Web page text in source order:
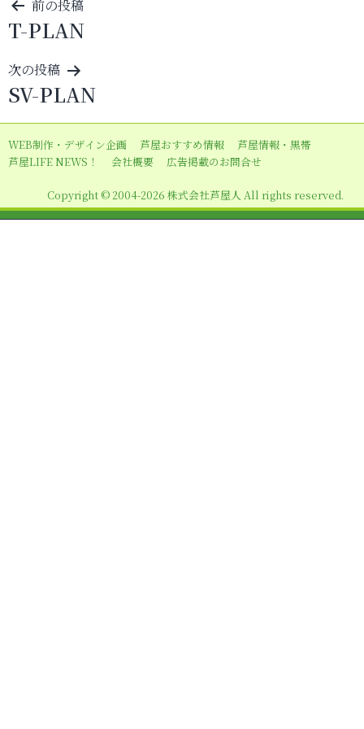
投
稿
ナ
ビ
ゲ
ー
シ
ン
前の投稿
T-PLAN
次の投稿
SV-PLAN
WEB制作・デザイン企画 芦屋おすすめ情報
芦屋情報・黒帯
芦屋LIFE NEWS！
会社概要 広告掲載のお問合せ
Copyright © 2004-2026 株式会社芦屋人 All rights reserved.